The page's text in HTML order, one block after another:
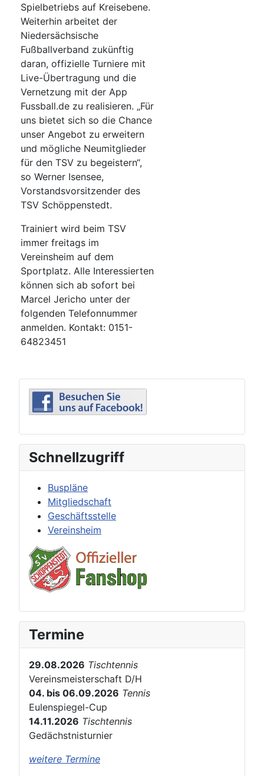
Spielbetriebs auf Kreisebene.
Weiterhin arbeitet der
Niedersächsische
Fußballverband zukünftig
daran, offizielle Turniere mit
Live-Übertragung und die
Vernetzung mit der App
Fussball.de zu realisieren. „Für
uns bietet sich so die Chance
unser Angebot zu erweitern
und mögliche Neumitglieder
für den TSV zu begeistern“,
so Werner Isensee,
Vorstandsvorsitzender des
TSV Schöppenstedt.
Trainiert wird beim TSV
immer freitags im
Vereinsheim auf dem
Sportplatz. Alle Interessierten
können sich ab sofort bei
Marcel Jericho unter der
folgenden Telefonnummer
anmelden. Kontakt: 0151-
64823451
Schnellzugriff
Buspläne
Mitgliedschaft
Geschäftsstelle
Vereinsheim
Termine
29.08.2026 Tischtennis
Vereinsmeisterschaft D/H
04. bis 06.09.2026 Tennis
Eulenspiegel-Cup
14.11.2026 Tischtennis
Gedächstnisturnier
weitere Termine